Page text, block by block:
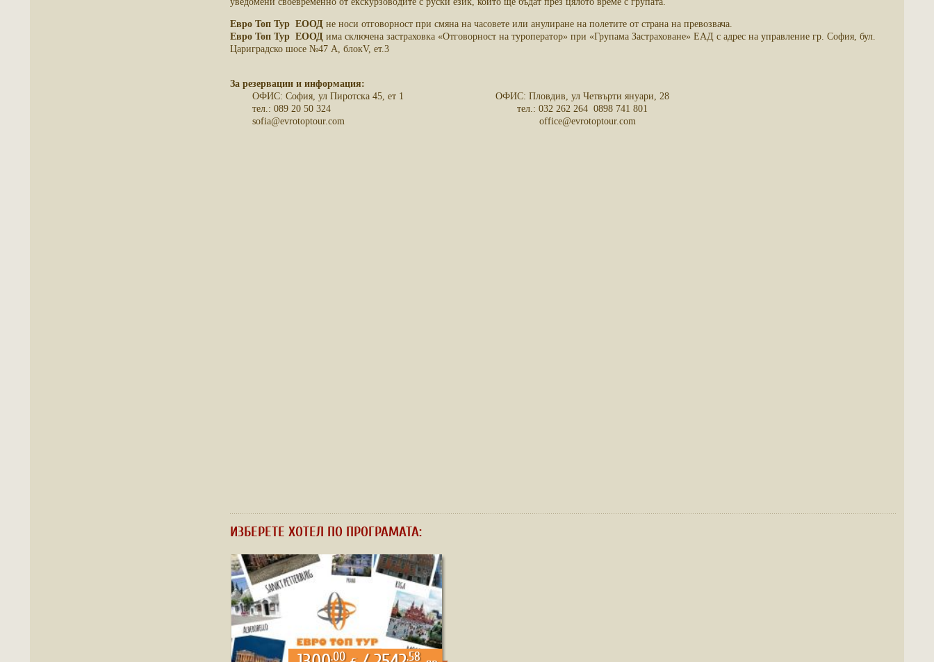
Евро Топ Тур ЕООД не носи отговорност при смяна на часовете или анулиране на полетите от страна на превозвача.
Евро Топ Тур ЕООД има сключена застраховка «Отговорност на туроператор» при «Групама Застраховане» ЕАД с адрес на управление гр. София, бул.
Цариградско шосе №47 А, блокV, ет.3
За резервации и информация:
ОФИС: София, ул Пиротска 45, ет 1 ОФИС: Пловдив, ул Четвърти януари, 28
тел.: 089 20 50 324 тел.: 032 262 264 0898 741 801
sofia@evrotoptour.com office@evrotoptour.com
ИЗБЕРЕТЕ ХОТЕЛ ПО ПРОГРАМАТА:
.00 .58